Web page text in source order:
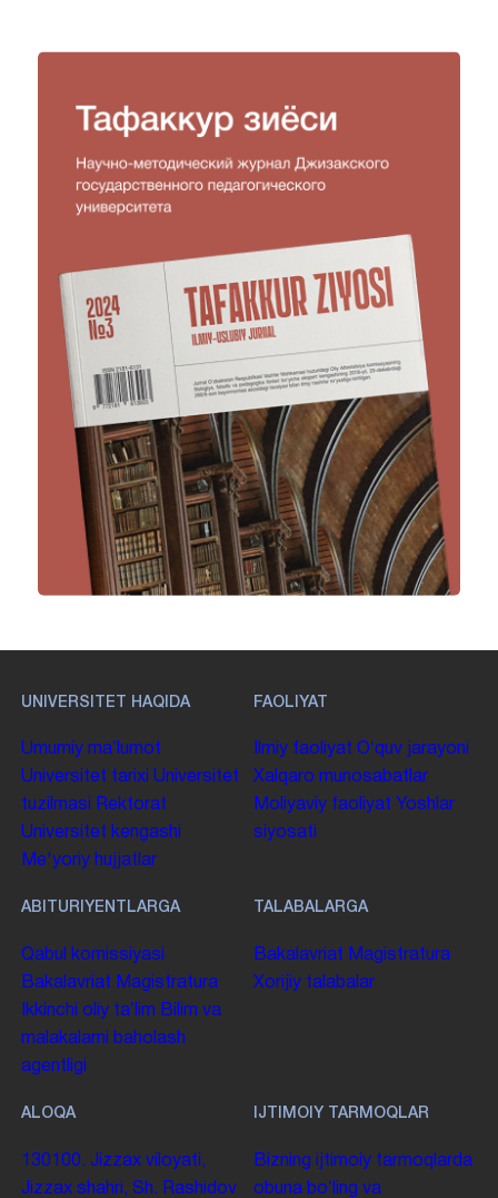
UNIVERSITET HAQIDA
Umumiy maʼlumot
Universitet tarixi Universitet
tuzilmasi
Rektorat
Universitet kengashi
Me'yoriy hujjatlar
FAOLIYAT
Ilmiy faoliyat Oʻquv jarayoni
Xalqaro munosabatlar
Moliyaviy faoliyat Yoshlar
siyosati
ABITURIYENTLARGA
Qabul komissiyasi
Bakalavriat Magistratura
Ikkinchi oliy taʼlim Bilim va
malakalarni baholash
agentligi
TALABALARGA
Bakalavriat Magistratura
Xorijiy talabalar
ALOQA
130100. Jizzax viloyati,
Jizzax shahri, Sh. Rashidov
IJTIMOIY TARMOQLAR
Bizning ijtimoiy tarmoqlarda
obuna boʻling va